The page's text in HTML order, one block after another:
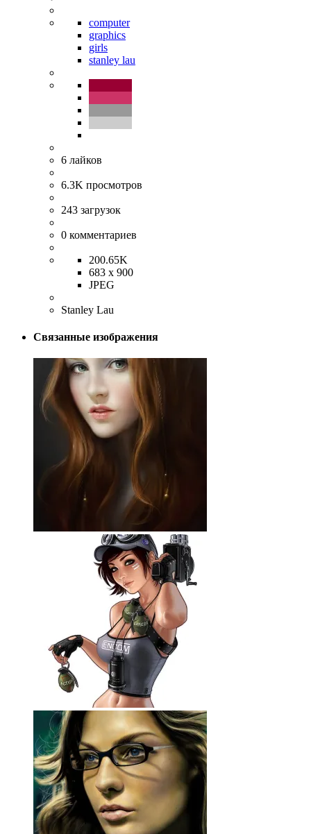
computer
graphics
girls
stanley lau
6 лайков
6.3K просмотров
243 загрузок
0 комментариев
200.65K
683 x 900
JPEG
Stanley Lau
Связанные изображения